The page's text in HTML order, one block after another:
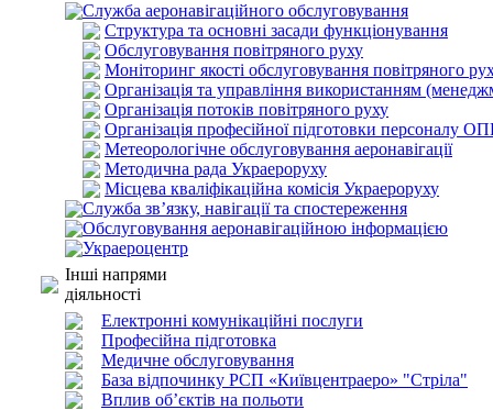
Служба аеронавігаційного обслуговування
Структура та основні засади функціонування
Обслуговування повітряного руху
Моніторинг якості обслуговування повітряного
Організація та управління використанням
Організація потоків повітряного руху
Організація професійної підготовки персоналу
Метеорологічне обслуговування аеронавігації
Методична рада Украероруху
Місцева кваліфікаційна комісія Украероруху
Служба зв’язку, навігації та спостереження
Обслуговування аеронавігаційною інформацією
Украероцентр
Інші напрями
діяльності
Електронні комунікаційні послуги
Професійна підготовка
Медичне обслуговування
База відпочинку РСП «Київцентраеро» "Стріла"
Вплив об’єктів на польоти